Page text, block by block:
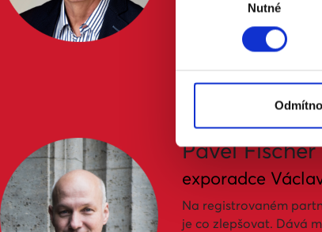
Nutné
Kompletní znění jeho
Pavel Fischer
exporadce
Na registrovaném
je co zlepšovat. Dává